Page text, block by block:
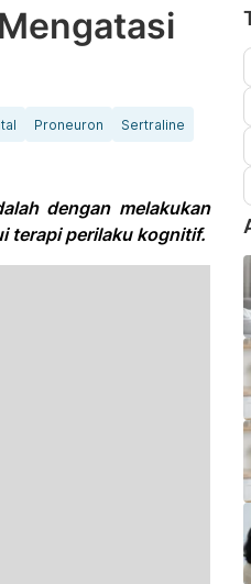
Proneuron Sertraline
dengan melakukan
terapi perilaku kognitif.